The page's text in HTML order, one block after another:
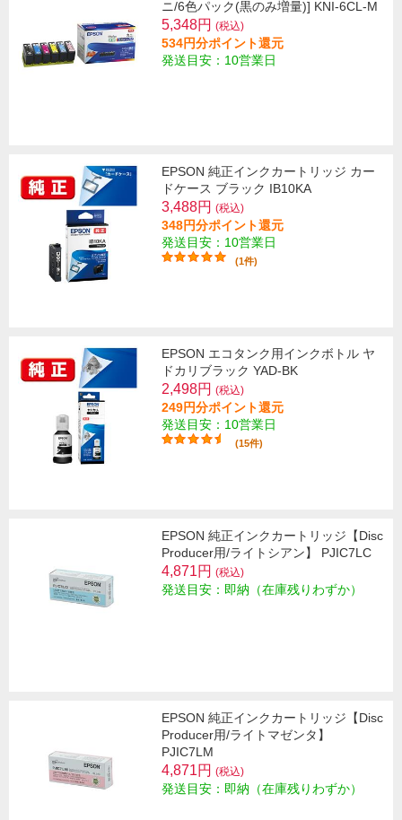
ニ/6色パック(黒のみ増量)] KNI-6CL-M
5,348円 (税込)
534円分ポイント還元
発送目安：10営業日
EPSON 純正インクカートリッジ カー
ドケース ブラック IB10KA
3,488円 (税込)
348円分ポイント還元
発送目安：10営業日
(1件)
EPSON エコタンク用インクボトル ヤ
ドカリブラック YAD-BK
2,498円 (税込)
249円分ポイント還元
発送目安：10営業日
(15件)
EPSON 純正インクカートリッジ【Disc
Producer用/ライトシアン】 PJIC7LC
4,871円 (税込)
発送目安：即納（在庫残りわずか）
EPSON 純正インクカートリッジ【Disc
Producer用/ライトマゼンタ】
PJIC7LM
4,871円 (税込)
発送目安：即納（在庫残りわずか）